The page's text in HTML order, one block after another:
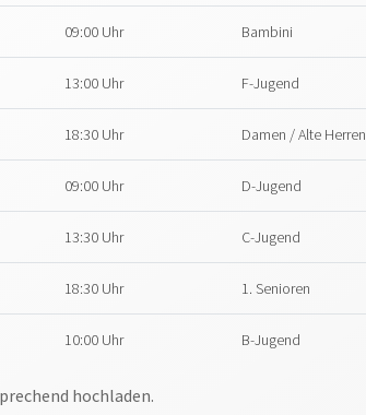
09:00 Uhr Bambini
13:00 Uhr F-Jugend
18:30 Uhr Damen / Alte Herren
09:00 Uhr D-Jugend
13:30 Uhr C-Jugend
18:30 Uhr 1. Senioren
10:00 Uhr B-Jugend
hochladen.